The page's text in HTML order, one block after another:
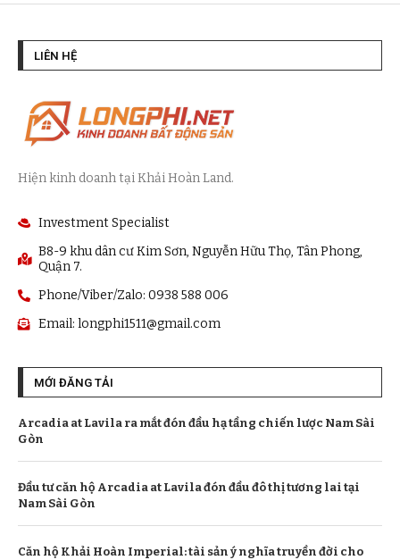
LIÊN HỆ
Hiện kinh doanh tại Khải Hoàn Land.
Investment Specialist
B8-9 khu dân cư Kim Sơn, Nguyễn Hữu Thọ, Tân Phong,
Quận 7.
Phone/Viber/Zalo: 0938 588 006
Email: longphi1511@gmail.com
MỚI ĐĂNG TẢI
Arcadia at Lavila ra mắt đón đầu hạ tầng chiến lược Nam Sài
Gòn
Đầu tư căn hộ Arcadia at Lavila đón đầu đô thị tương lai tại
Nam Sài Gòn
Căn hộ Khải Hoàn Imperial: tài sản ý nghĩa truyền đời cho